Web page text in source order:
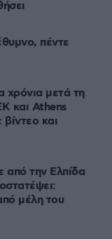
πέντε
χρόνια μετά τη
και Athens
και
από την Ελπίδα
μέλη του